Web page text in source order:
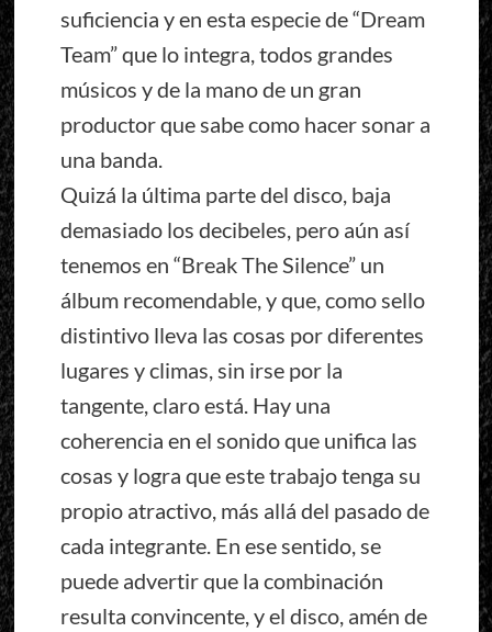
suficiencia y en esta especie de “Dream
Team” que lo integra, todos grandes
músicos y de la mano de un gran
productor que sabe como hacer sonar a
una banda.
Quizá la última parte del disco, baja
demasiado los decibeles, pero aún así
tenemos en “Break The Silence” un
álbum recomendable, y que, como sello
distintivo lleva las cosas por diferentes
lugares y climas, sin irse por la
tangente, claro está. Hay una
coherencia en el sonido que unifica las
cosas y logra que este trabajo tenga su
propio atractivo, más allá del pasado de
cada integrante. En ese sentido, se
puede advertir que la combinación
resulta convincente, y el disco, amén de